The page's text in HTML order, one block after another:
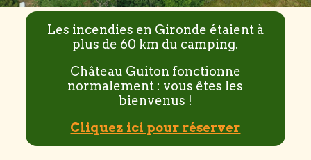
Les incendies en Gironde étaient à
plus de 60 km du camping.
Château Guiton fonctionne
normalement : vous êtes les
bienvenus !
Cliquez ici pour réserver